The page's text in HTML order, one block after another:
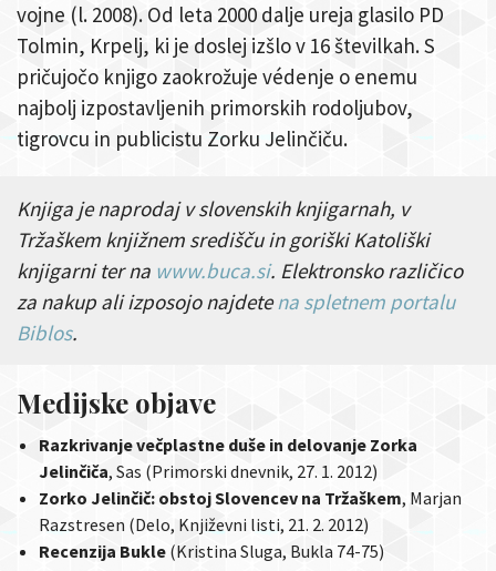
vojne (l. 2008). Od leta 2000 dalje ureja glasilo PD
Tolmin, Krpelj, ki je doslej izšlo v 16 številkah. S
pričujočo knjigo zaokrožuje védenje o enemu
najbolj izpostavljenih primorskih rodoljubov,
tigrovcu in publicistu Zorku Jelinčiču.
Knjiga je naprodaj v slovenskih knjigarnah, v
Tržaškem knjižnem središču in goriški Katoliški
knjigarni ter na www.buca.si. Elektronsko različico
za nakup ali izposojo najdetena spletnem portalu
Biblos.
Medijske objave
Razkrivanje večplastne duše in delovanje Zorka
Jelinčiča, Sas (Primorski dnevnik, 27. 1. 2012)
Zorko Jelinčič: obstoj Slovencev na Tržaškem, Marjan
Razstresen (Delo, Književni listi, 21. 2. 2012)
Recenzija Bukle (Kristina Sluga, Bukla 74-75)